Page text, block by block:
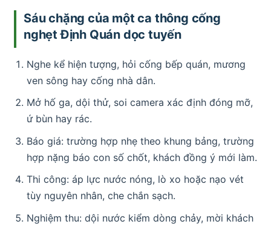
Sáu chặng của một ca thông cống
nghẹt Định Quán dọc tuyến
Nghe kể hiện tượng, hỏi cống bếp quán, mương
ven sông hay cống nhà dân.
Mở hố ga, dội thử, soi camera xác định đóng mỡ,
ứ bùn hay rác.
Báo giá: trường hợp nhẹ theo khung bảng, trường
hợp nặng báo con số chốt, khách đồng ý mới làm.
Thi công: áp lực nước nóng, lò xo hoặc nạo vét
tùy nguyên nhân, che chắn sạch.
Nghiệm thu: dội nước kiểm dòng chảy, mời khách